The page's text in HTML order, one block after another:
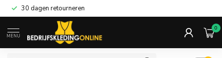
30 dagen retourneren
MENU
0